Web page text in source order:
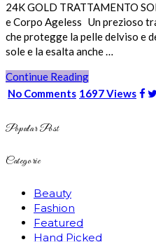
24K GOLD TRATTAMENTO
e Corpo Ageless Un prezioso
che protegge la pelle delviso e
sole e la esalta anche …
Continue Reading
No Comments 1697 Views
Popular Post
Categorie
Beauty
Fashion
Featured
Hand Picked